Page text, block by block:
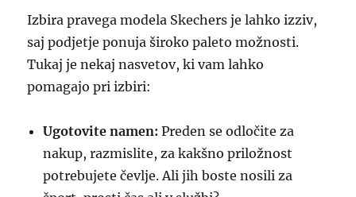
Izbira pravega modela Skechers je lahko izziv,
saj podjetje ponuja široko paleto možnosti.
Tukaj je nekaj nasvetov, ki vam lahko
pomagajo pri izbiri:
Ugotovite namen: Preden se odločite za
nakup, razmislite, za kakšno priložnost
potrebujete čevlje. Ali jih boste nosili za